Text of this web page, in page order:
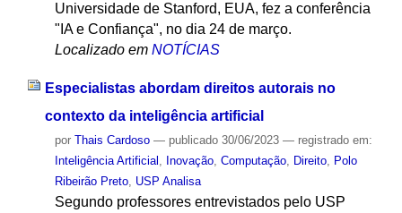
Universidade de Stanford, EUA, fez a conferência
"IA e Confiança", no dia 24 de março.
Localizado em NOTÍCIAS
Especialistas abordam direitos autorais no
contexto da inteligência artificial
por Thais Cardoso — publicado30/06/2023 — registrado em:
Inteligência Artificial
Inovação, Computação, Direito,
Polo
Ribeirão Preto, USP Analisa
Segundo professores entrevistados pelo USP